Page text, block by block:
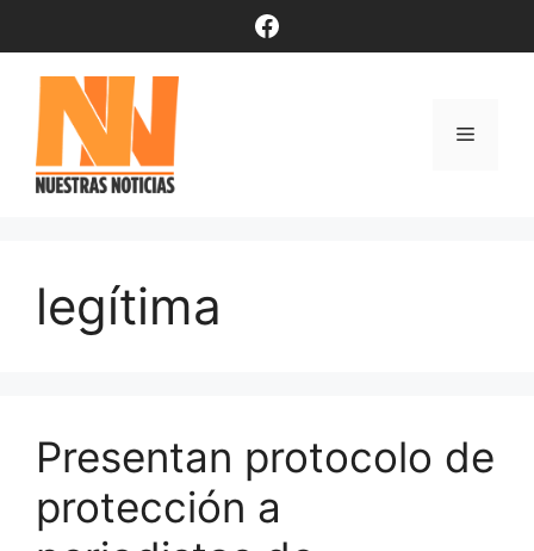
contenido
Facebook
Menú
legítima
Presentan protocolo de
protección a